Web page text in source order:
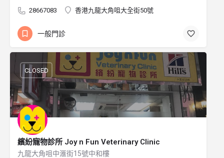
28667083 香港九龍大角咀大全街50號
一般門診
繽紛寵物診所 Joy n Fun Veterinary Clinic
九龍大角咀中滙街15號中和樓
CLOSED